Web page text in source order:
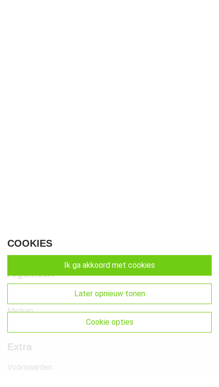
Algemeen
Merken
Extra
Voorwaarden
COOKIES
ik ga akkoord met cookies
later opnieuw tonen
cookie opties